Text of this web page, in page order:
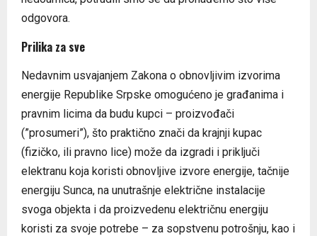
odgovora.
Prilika za sve
Nedavnim usvajanjem Zakona o obnovljivim izvorima
energije Republike Srpske omogućeno je građanima i
pravnim licima da budu kupci – proizvođači
(”prosumeri”), što praktično znači da krajnji kupac
(fizičko, ili pravno lice) može da izgradi i priključi
elektranu koja koristi obnovljive izvore energije, tačnije
energiju Sunca, na unutrašnje električne instalacije
svoga objekta i da proizvedenu električnu energiju
koristi za svoje potrebe – za sopstvenu potrošnju, kao i